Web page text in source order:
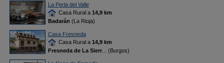
La Perla del Valle
Casa Rural a 14,9 km
Badarán (La Rioja)
Casa Fresneda
Casa Rural a 14,9 km
Fresneda de La Sierr... (Burgos)